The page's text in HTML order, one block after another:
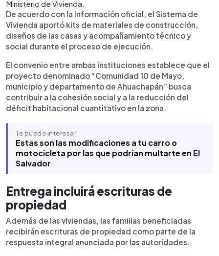
Ministerio de Vivienda.
De acuerdo con la información oficial, el Sistema de
Vivienda aportó kits de materiales de construcción,
diseños de las casas y acompañamiento técnico y
social durante el proceso de ejecución.
El convenio entre ambas instituciones establece que el
proyecto denominado “Comunidad 10 de Mayo,
municipio y departamento de Ahuachapán” busca
contribuir a la cohesión social y a la reducción del
déficit habitacional cuantitativo en la zona.
Te puede interesar:
Estas son las modificaciones a tu carro o
motocicleta por las que podrían multarte en El
Salvador
Entrega incluirá escrituras de
propiedad
Además de las viviendas, las familias beneficiadas
recibirán escrituras de propiedad como parte de la
respuesta integral anunciada por las autoridades.